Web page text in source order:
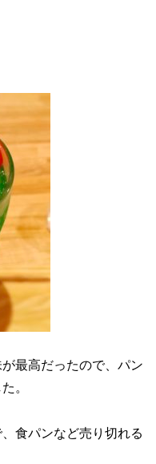
最高だったので、パン
。
食パンなど売り切れる